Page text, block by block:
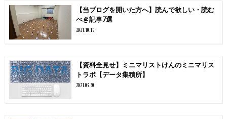
【当ブログを開いた方へ】読んで欲しい・読む
べき記事7選
2021.10.19
【資料全見せ】ミニマリストけんのミニマリス
トラボ【データ集積所】
2021.09.30